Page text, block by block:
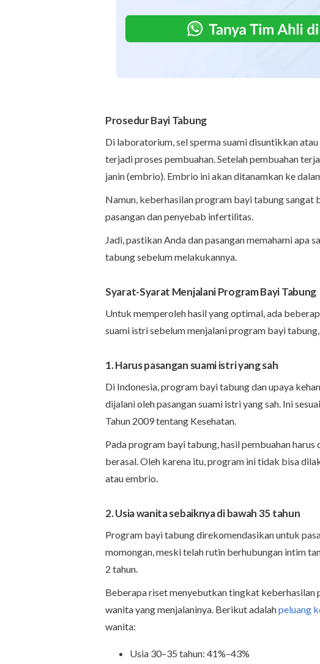
Prosedur Bayi Tabung
Di laboratorium, sel sperma suami disuntikkan
terjadi proses pembuahan. Setelah pembuahan
janin (embrio). Embrio ini akan ditanamkan ke
Namun, keberhasilan program bayi tabung
pasangan dan penyebab infertilitas.
Jadi, pastikan Anda dan pasangan memahami apa
tabung sebelum melakukannya.
Syarat-Syarat Menjalani Program Bayi Tabung
Untuk memperoleh hasil yang optimal, ada
suami istri sebelum menjalani program bayi
1. Harus pasangan suami istri yang sah
Di Indonesia, program bayi tabung dan upaya
dijalani oleh pasangan suami istri yang sah. Ini
Tahun 2009 tentang Kesehatan.
Pada program bayi tabung, hasil pembuahan
berasal. Oleh karena itu, program ini tidak bisa
atau embrio.
2. Usia wanita sebaiknya di bawah 35 tahun
Program bayi tabung direkomendasikan untuk
momongan, meski telah rutin berhubungan intim
2 tahun.
Beberapa riset menyebutkan tingkat
wanita yang menjalaninya. Berikut adalahpeluang
wanita:
Usia 30–35 tahun: 41%–43%